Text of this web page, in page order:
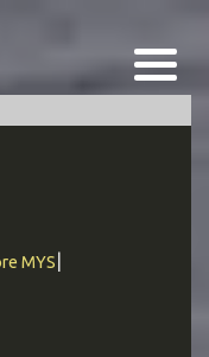
MYSQL Esperto"